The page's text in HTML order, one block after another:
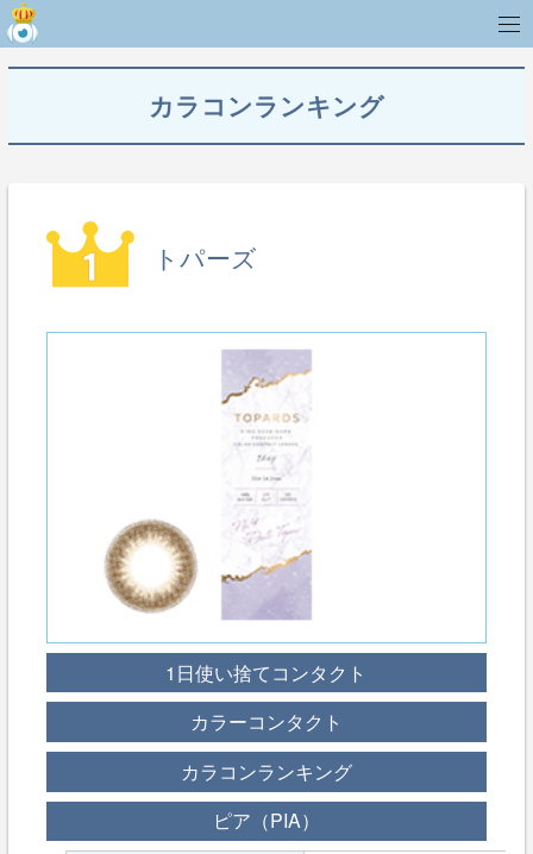
カラコンランキング
トパーズ
1日使い捨てコンタクト
カラーコンタクト
カラコンランキング
ピア（PIA）